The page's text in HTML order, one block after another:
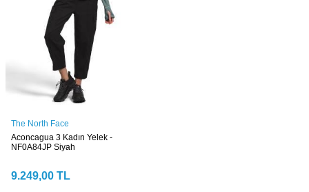
The North Face
Aconcagua 3 Kadın Yelek -
NF0A84JP Siyah
9.249,00 TL